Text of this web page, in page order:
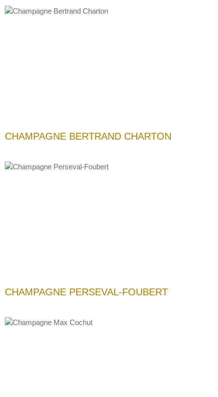
CHAMPAGNE BERTRAND CHARTON
CHAMPAGNE PERSEVAL-FOUBERT